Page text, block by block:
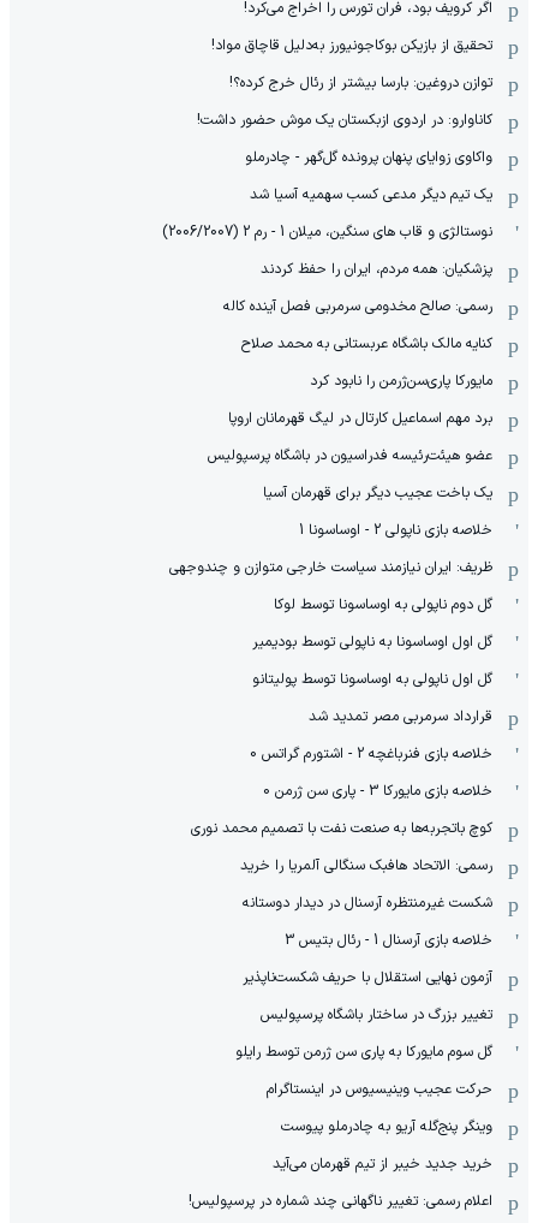
اگر کرویف بود، فران تورس را اخراج می‌کرد!
تحقیق از بازیکن بوکاجونیورز به‌دلیل قاچاق مواد!
توازن دروغین: بارسا بیشتر از رئال خرج کرده؟!
کاناوارو: در اردوی ازبکستان یک موش حضور داشت!
واکاوی زوایای پنهان پرونده گل‌گهر - چادرملو
یک تیم دیگر مدعی کسب سهمیه آسیا شد
نوستالژی و قاب های سنگین، میلان 1 - رم 2 (2006/2007)
پزشکیان: همه مردم، ایران را حفظ کردند
رسمی: صالح مخدومی سرمربی فصل آینده کاله
کنایه مالک باشگاه عربستانی به محمد صلاح
مایورکا پاری‌سن‌ژرمن را نابود کرد
برد مهم اسماعیل کارتال در لیگ قهرمانان اروپا
عضو هیئت‌رئیسه فدراسیون در باشگاه پرسپولیس
یک باخت عجیب دیگر برای قهرمان آسیا
خلاصه بازی ناپولی 2 - اوساسونا 1
ظریف: ایران نیازمند سیاست خارجی متوازن و چندوجهی
گل دوم ناپولی به اوساسونا توسط لوکا
گل اول اوساسونا به ناپولی توسط بودیمیر
گل اول ناپولی به اوساسونا توسط پولیتانو
قرارداد سرمربی مصر تمدید شد
خلاصه بازی فنرباغچه 2 - اشتورم گراتس 0
خلاصه بازی مایورکا 3 - پاری سن ژرمن 0
کوچ باتجربه‌ها به صنعت نفت با تصمیم محمد نوری
رسمی: الاتحاد هافبک سنگالی آلمریا را خرید
شکست غیرمنتظره آرسنال در دیدار دوستانه
خلاصه بازی آرسنال 1 - رئال بتیس 3
آزمون نهایی استقلال با حریف شکست‌ناپذیر
تغییر بزرگ در ساختار باشگاه پرسپولیس
گل سوم مایورکا به پاری سن ژرمن توسط رایلو
حرکت عجیب وینیسیوس در اینستاگرام
وینگر پنج‌گله آریو به چادرملو پیوست
خرید جدید خیبر از تیم قهرمان می‌آید
اعلام رسمی: تغییر ناگهانی چند شماره در پرسپولیس!